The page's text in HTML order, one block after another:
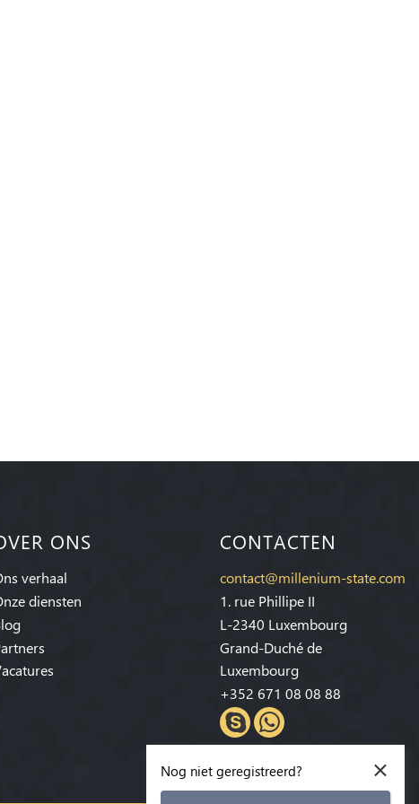
ONS
verhaal
diensten
CONTACTEN
contact@millenium-state.com
1. rue Phillipe II
L-2340 Luxembourg
Grand-Duché de
Luxembourg
+352 671 08 08 88
×
Nog niet geregistreerd?